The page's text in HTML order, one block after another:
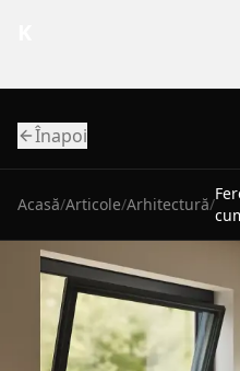
Înapoi
Acasă/Articole/Arhitectură/